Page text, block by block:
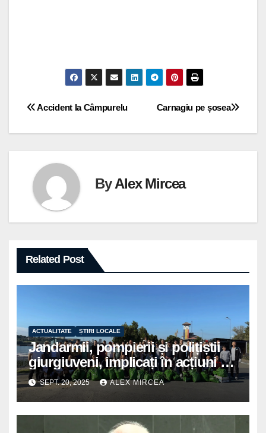
Navigare
în
articole
Carnagiu pe șosea
Accident la Câmpurelu
ByAlex Mircea
Related Post
ACTUALITATE ȘTIRI LOCALE
Jandarmii, pompierii și polițiștii
giurgiuveni, implicați în acțiuni de
voluntariat pentru un oraș mai
curat
SEPT. 20, 2025 ALEX MIRCEA